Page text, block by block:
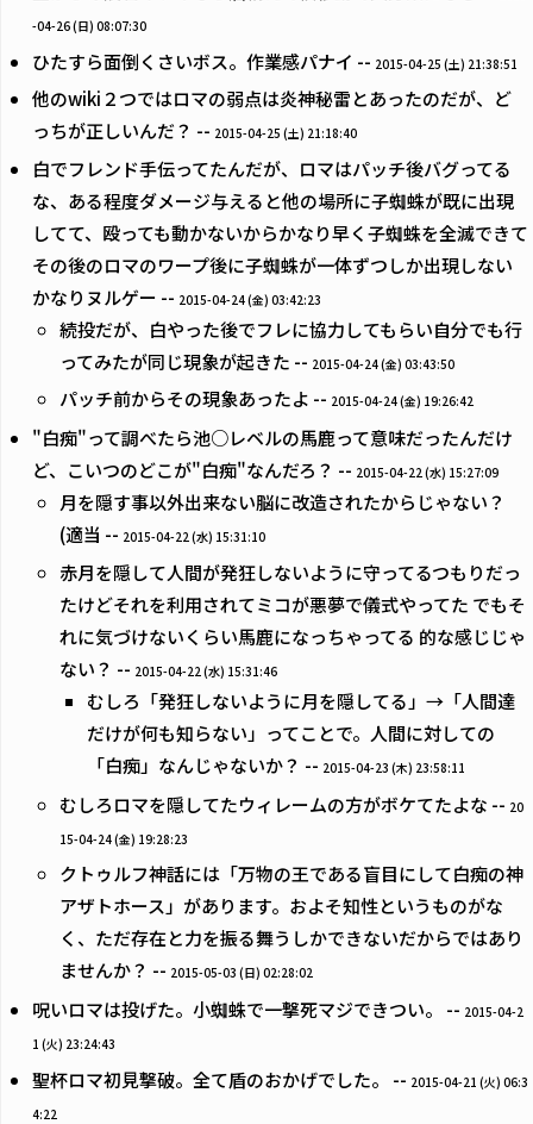
-04-26 (日) 08:07:30
ひたすら面倒くさいボス。作業感パナイ -- 2015-04-25 (土) 21:38:51
他のwiki２つではロマの弱点は炎神秘雷とあったのだが、ど
っちが正しいんだ？ -- 2015-04-25 (土) 21:18:40
白でフレンド手伝ってたんだが、ロマはパッチ後バグってる
な、ある程度ダメージ与えると他の場所に子蜘蛛が既に出現
してて、殴っても動かないからかなり早く子蜘蛛を全滅できて
その後のロマのワープ後に子蜘蛛が一体ずつしか出現しない
かなりヌルゲー -- 2015-04-24 (金) 03:42:23
続投だが、白やった後でフレに協力してもらい自分でも行
ってみたが同じ現象が起きた -- 2015-04-24 (金) 03:43:50
パッチ前からその現象あったよ -- 2015-04-24 (金) 19:26:42
"白痴"って調べたら池○レベルの馬鹿って意味だったんだけ
ど、こいつのどこが"白痴"なんだろ？ -- 2015-04-22 (水) 15:27:09
月を隠す事以外出来ない脳に改造されたからじゃない？
(適当 -- 2015-04-22 (水) 15:31:10
赤月を隠して人間が発狂しないように守ってるつもりだっ
たけどそれを利用されてミコが悪夢で儀式やってた でもそ
れに気づけないくらい馬鹿になっちゃってる 的な感じじゃ
ない？ -- 2015-04-22 (水) 15:31:46
むしろ「発狂しないように月を隠してる」→「人間達
だけが何も知らない」ってことで。人間に対しての
「白痴」なんじゃないか？ -- 2015-04-23 (木) 23:58:11
むしろロマを隠してたウィレームの方がボケてたよな -- 20
15-04-24 (金) 19:28:23
クトゥルフ神話には「万物の王である盲目にして白痴の神
アザトホース」があります。およそ知性というものがな
く、ただ存在と力を振る舞うしかできないだからではあり
ませんか？ -- 2015-05-03 (日) 02:28:02
呪いロマは投げた。小蜘蛛で一撃死マジできつい。 -- 2015-04-2
1 (火) 23:24:43
聖杯ロマ初見撃破。全て盾のおかげでした。 -- 2015-04-21 (火) 06:3
4:22